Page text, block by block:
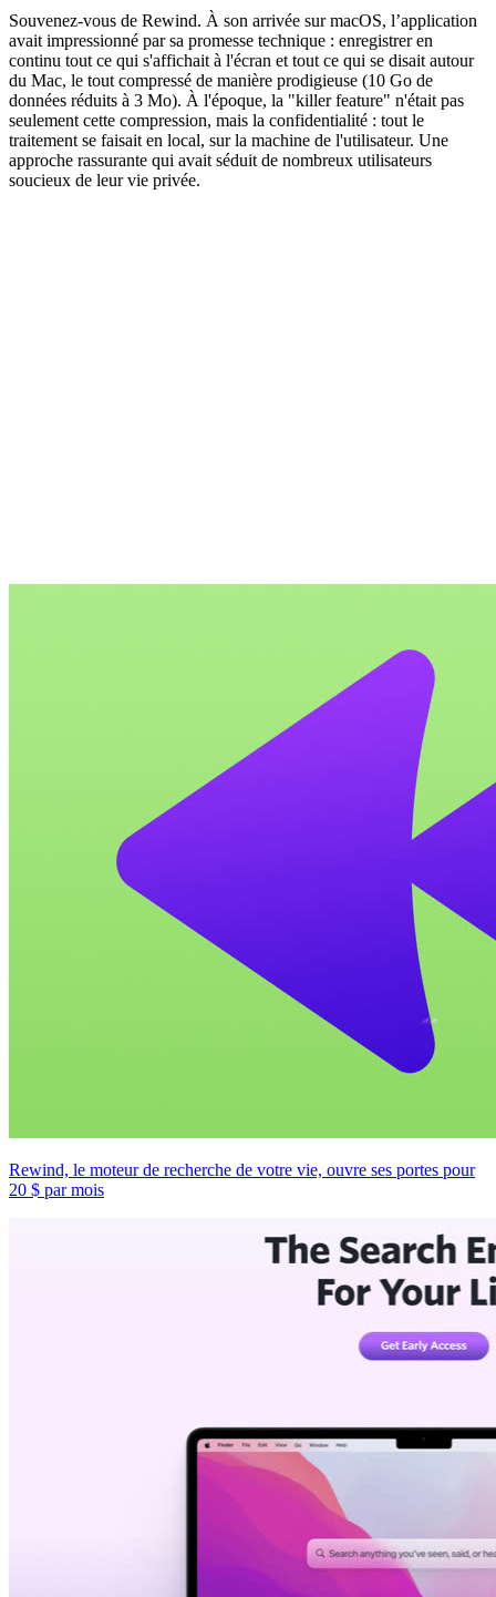
Souvenez-vous de Rewind. À son arrivée sur macOS, l’application
avait impressionné par sa promesse technique : enregistrer en
continu tout ce qui s'affichait à l'écran et tout ce qui se disait autour
du Mac, le tout compressé de manière prodigieuse (10 Go de
données réduits à 3 Mo). À l'époque, la "killer feature" n'était pas
seulement cette compression, mais la confidentialité : tout le
traitement se faisait en local, sur la machine de l'utilisateur. Une
approche rassurante qui avait séduit de nombreux utilisateurs
soucieux de leur vie privée.
Rewind, le moteur de recherche de votre vie, ouvre ses portes pour
20 $ par mois